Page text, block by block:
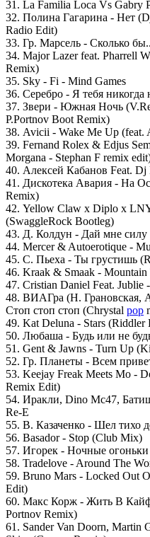
31. La Familia Loca Vs Gabry
32. Полина Гагарина - Нет
Radio Edit)
33. Гр. Марсель - Сколько
34. Major Lazer feat. Pharrell
Remix)
35. Sky - Fi - Mind Games
36. Серебро - Я тебя никогда
37. Звери - Южная Ночь
P.Portnov Boot Remix)
38. Avicii - Wake Me Up (feat.
39. Fernand Rolex & Edjus
Morgana - Stephan F remix
40. Алексей Кабанов Feat.
41. Дискотека Авария - На
Remix)
42. Yellow Claw x Diplo x
(SwaggleRock Bootleg)
43. Д. Колдун - Дай мне силу
44. Mercer & Autoerotique -
45. С. Пьеха - Ты грустишь
46. Kraak & Smaak -
47. Cristian Daniel Feat. Jublie
48. ВИАГра (Н. Грановская,
Стоп стоп стоп (Chrystal pop
49. Kat Deluna - Stars (Riddler
50. Любаша - Будь или не
51. Gent & Jawns - Turn Up
52. Гр. Планеты - Всем
53. Keejay Freak Meets Mo -
Remix Edit)
54. Иракли, Dino Mc47,
Re-E
55. В. Казаченко - Шел тихо
56. Basador - Stop (Club Mix)
57. Игорек - Ночные
58. Tradelove - Around The
59. Bruno Mars - Locked Out
Edit)
60. Макс Корж - Жить В
Portnov Remix)
61. Sander Van Doorn, Martin